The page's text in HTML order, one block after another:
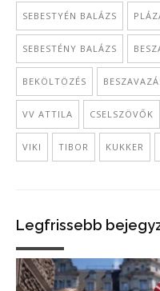
SEBESTYÉN BALÁZS
SEBESTÉNY BALÁZS
BEKÖLTÖZÉS
VV ATTILA CSELSZÖVŐK
VIKI TIBOR KUKKER
Legfrissebb